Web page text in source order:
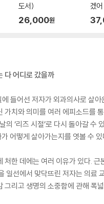
도서)
26,000원
겠
다 어디로 갔을까
들어선 저자가 외과의사로 살
가치와 의미를 여러 에피소드를
의 ‘리즈 시절’로 다시 돌아갈
어떻게 살아가는지를 엿볼 수 있
처한 데에는 여러 이유가 있다.
일선에서 맞닥뜨린 저자는 의료
그리고 생명의 소중함에 관해 폭